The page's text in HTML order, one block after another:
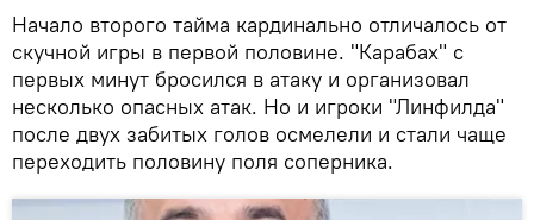
Начало второго тайма кардинально отличалось от
скучной игры в первой половине. "Карабах" с
первых минут бросился в атаку и организовал
несколько опасных атак. Но и игроки "Линфилда"
после двух забитых голов осмелели и стали чаще
переходить половину поля соперника.